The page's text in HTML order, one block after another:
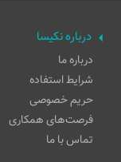
درباره نکیسا
درباره ما
شرایط استفاده
حریم خصوصی
فرصت‌های همکاری
تماس با ما